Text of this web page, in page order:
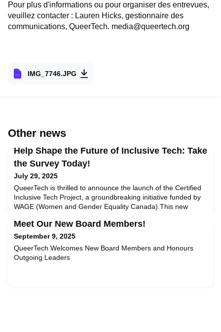
Pour plus d'informations ou pour organiser des entrevues,
veuillez contacter : Lauren Hicks, gestionnaire des
communications, QueerTech. media@queertech.org
IMG_7746.JPG
Other news
Help Shape the Future of Inclusive Tech: Take
the Survey Today!
July 29, 2025
QueerTech is thrilled to announce the launch of the Certified
Inclusive Tech Project, a groundbreaking initiative funded by
WAGE (Women and Gender Equality Canada).This new
assess and meaningfully improve their inclusion of
2SLGBTQI+ communities in the workplace—and throughout
the full lifecycle of AI design, development, and
deployment.Be
Meet Our New Board Members!
September 9, 2025
QueerTech Welcomes New Board Members and Honours
Outgoing Leaders